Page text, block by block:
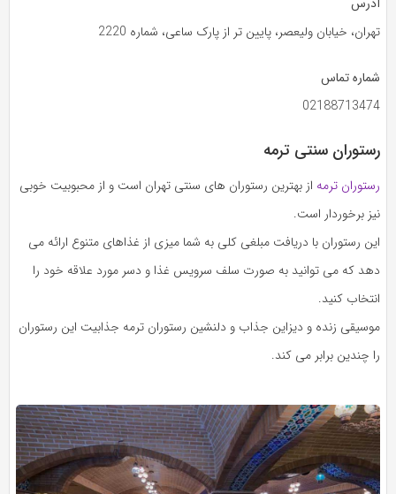
تهران، خیابان ولیعصر، پایین تر از پارک ساعی، شماره 2220
شماره تماس
02188713474
رستوران سنتی ترمه
رستوران ترمه از بهترین رستوران های سنتی تهران است و از محبوبیت خوبی
نیز برخوردار است.
این رستوران با دریافت مبلغی کلی به شما میزی از غذاهای متنوع ارائه می
دهد که می توانید به صورت سلف سرویس غذا و دسر مورد علاقه خود را
انتخاب کنید.
موسیقی زنده و دیزاین جذاب و دلنشین رستوران ترمه جذابیت این رستوران
را چندین برابر می کند.